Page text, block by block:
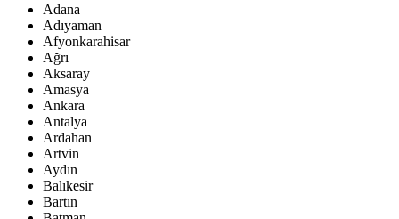
Adana
Adıyaman
Afyonkarahisar
Ağrı
Aksaray
Amasya
Ankara
Antalya
Ardahan
Artvin
Aydın
Balıkesir
Bartın